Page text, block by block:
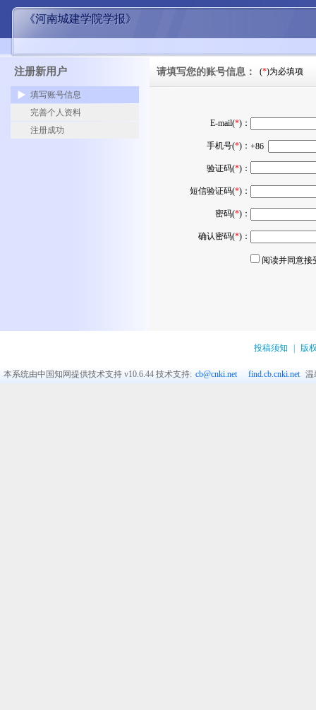
《河南城建学院学报》
注册新用户
填写账号信息
完善个人资料
注册成功
请填写您的账号信息： (*)为必填项
E-mail(*)：
手机号(*)： +86
验证码(*)：
短信验证码(*)：
密码(*)：
确认密码(*)：
阅读并同意接
投稿须知 版
本系统由中国知网提供技术支持 v10.6.44技术支持: cb@cnki.net find.cb.cnki.net 温